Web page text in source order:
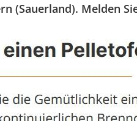
(Sauerland). Melden